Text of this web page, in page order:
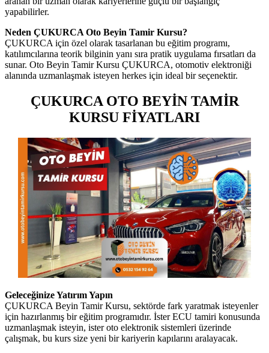
yapabilirler.
Neden ÇUKURCA Oto Beyin Tamir Kursu?
ÇUKURCA için özel olarak tasarlanan bu eğitim programı,
katılımcılarına teorik bilginin yanı sıra pratik uygulama fırsatları da
sunar. Oto Beyin Tamir Kursu ÇUKURCA, otomotiv elektroniği
alanında uzmanlaşmak isteyen herkes için ideal bir seçenektir.
ÇUKURCA OTO BEYİN TAMİR
KURSU FİYATLARI
Geleceğinize Yatırım Yapın
ÇUKURCA Beyin Tamir Kursu, sektörde fark yaratmak isteyenler
için hazırlanmış bir eğitim programıdır. İster ECU tamiri konusunda
uzmanlaşmak isteyin, ister oto elektronik sistemleri üzerinde
çalışmak, bu kurs size yeni bir kariyerin kapılarını aralayacak.